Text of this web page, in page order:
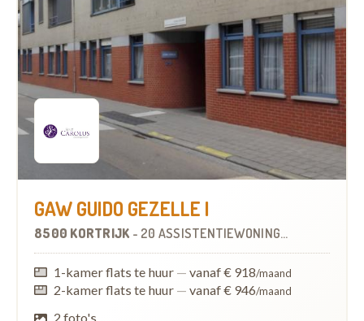
GAW GUIDO GEZELLE I
8500 KORTRIJK - 20 ASSISTENTIEWONINGEN
1-kamer flats te huur — vanaf € 918/maand
2-kamer flats te huur — vanaf € 946/maand
2 foto's